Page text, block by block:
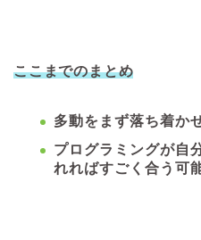
ここまでのまとめ
多動をまず落ち着か
プログラミングが自
れればすごく合う可